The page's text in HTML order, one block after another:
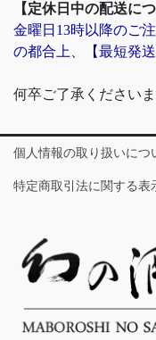
【定休日中の配送につ
金曜日13時以降のご
の都合上、【最短発
何卒ご了承ください
個人情報の取り扱いにつ
特定商取引法に関する表